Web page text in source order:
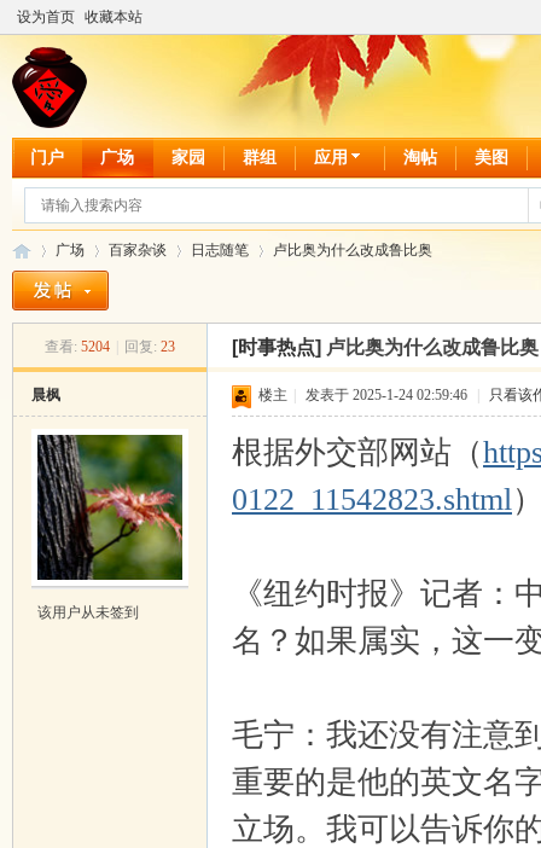
设为首页 收藏本站
门户 广场 家园 群组 应用 淘帖 美图
广场
›
百家杂谈
›
日志随笔
›
卢比奥为什么改成鲁比奥
查看: 5204 回复: 23 [时事热点] 卢比奥为什么改成鲁比奥
晨枫
该用户从未签到
楼主 发表于 2025-1-24 02:59:46 只看该
根据外交部网站（
0122_11542823.shtml
《纽约时报》记者：
名？如果属实，这一
毛宁：我还没有注意
重要的是他的英文名
立场。我可以告诉你